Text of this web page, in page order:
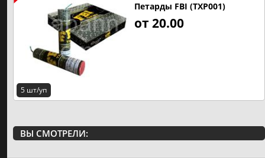
5 шт/уп
Петарды FBI (TXP001)
от 20.00
ВЫ СМОТРЕЛИ: